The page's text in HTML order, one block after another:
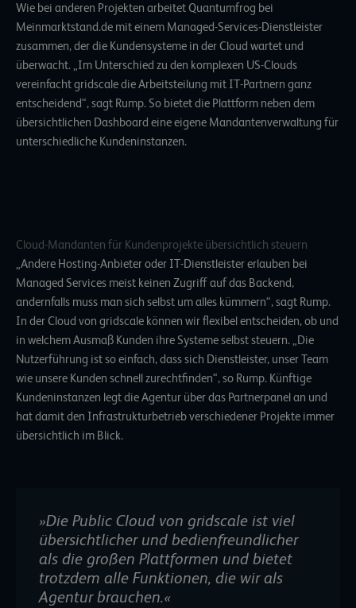
Wie bei anderen Projekten arbeitet Quantumfrog bei
Meinmarktstand.de mit einem Managed-Services-Dienstleister
zusammen, der die Kundensysteme in der Cloud wartet und
überwacht. „Im Unterschied zu den komplexen US-Clouds
vereinfacht gridscale die Arbeitsteilung mit IT-Partnern ganz
entscheidend“, sagt Rump. So bietet die Plattform neben dem
übersichtlichen Dashboard eine eigene Mandantenverwaltung für
unterschiedliche Kundeninstanzen.
Cloud-Mandanten für Kundenprojekte übersichtlich steuern
„Andere Hosting-Anbieter oder IT-Dienstleister erlauben bei
Managed Services meist keinen Zugriff auf das Backend,
andernfalls muss man sich selbst um alles kümmern“, sagt Rump.
In der Cloud von gridscale können wir flexibel entscheiden, ob und
in welchem Ausmaß Kunden ihre Systeme selbst steuern. „Die
Nutzerführung ist so einfach, dass sich Dienstleister, unser Team
wie unsere Kunden schnell zurechtfinden“, so Rump. Künftige
Kundeninstanzen legt die Agentur über das Partnerpanel an und
hat damit den Infrastrukturbetrieb verschiedener Projekte immer
übersichtlich im Blick.
»Die Public Cloud von gridscale ist viel
übersichtlicher und bedienfreundlicher
als die großen Plattformen und bietet
trotzdem alle Funktionen, die wir als
Agentur brauchen.«